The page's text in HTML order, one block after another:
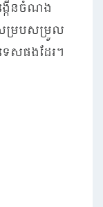
ើនចំណង
សម្របសម្រួល
េសផងដែរ។